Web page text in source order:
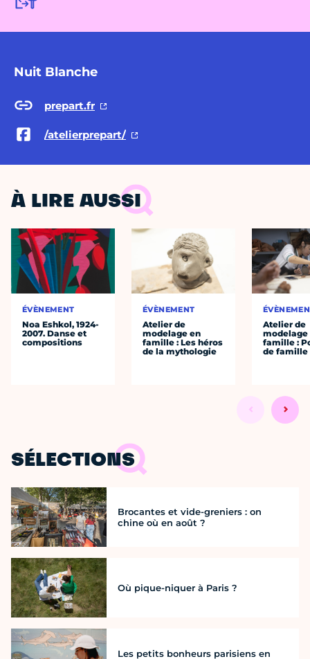
Nuit Blanche
prepart.fr
/atelierprepart/
À LIRE AUSSI
ÉVÈNEMENT
Noa Eshkol, 1924-
2007. Danse et
compositions
ÉVÈNEMENT
Atelier de
modelage en
famille : Les héros
de la mythologie
Atelier de
modelage
famille :
de famille
SÉLECTIONS
Brocantes et vide-greniers : on
chine où en août ?
Où pique-niquer à Paris ?
Les petits bonheurs parisiens en